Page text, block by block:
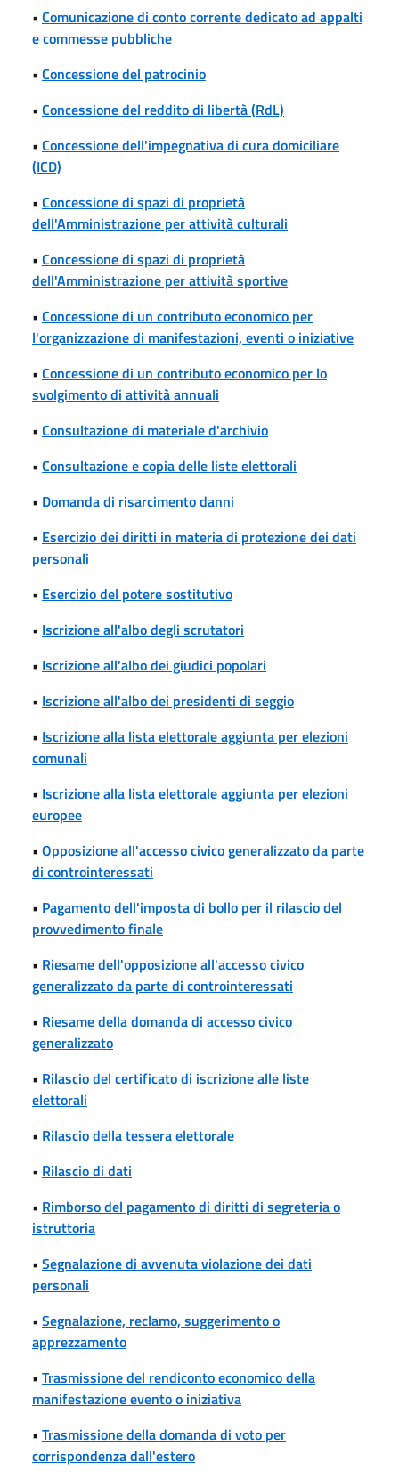
• Comunicazione di conto corrente dedicato ad appalti
e commesse pubbliche
• Concessione del patrocinio
• Concessione del reddito di libertà (RdL)
• Concessione dell'impegnativa di cura domiciliare
(ICD)
• Concessione di spazi di proprietà
dell'Amministrazione per attività culturali
• Concessione di spazi di proprietà
dell'Amministrazione per attività sportive
• Concessione di un contributo economico per
l'organizzazione di manifestazioni, eventi o iniziative
• Concessione di un contributo economico per lo
svolgimento di attività annuali
• Consultazione di materiale d'archivio
• Consultazione e copia delle liste elettorali
• Domanda di risarcimento danni
• Esercizio dei diritti in materia di protezione dei dati
personali
• Esercizio del potere sostitutivo
• Iscrizione all'albo degli scrutatori
• Iscrizione all'albo dei giudici popolari
• Iscrizione all'albo dei presidenti di seggio
• Iscrizione alla lista elettorale aggiunta per elezioni
comunali
• Iscrizione alla lista elettorale aggiunta per elezioni
europee
• Opposizione all'accesso civico generalizzato da parte
di controinteressati
• Pagamento dell'imposta di bollo per il rilascio del
provvedimento finale
• Riesame dell'opposizione all'accesso civico
generalizzato da parte di controinteressati
• Riesame della domanda di accesso civico
generalizzato
• Rilascio del certificato di iscrizione alle liste
elettorali
• Rilascio della tessera elettorale
• Rilascio di dati
• Rimborso del pagamento di diritti di segreteria o
istruttoria
• Segnalazione di avvenuta violazione dei dati
personali
• Segnalazione, reclamo, suggerimento o
apprezzamento
• Trasmissione del rendiconto economico della
manifestazione evento o iniziativa
• Trasmissione della domanda di voto per
corrispondenza dall'estero